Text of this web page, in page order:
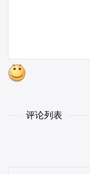
评论列表